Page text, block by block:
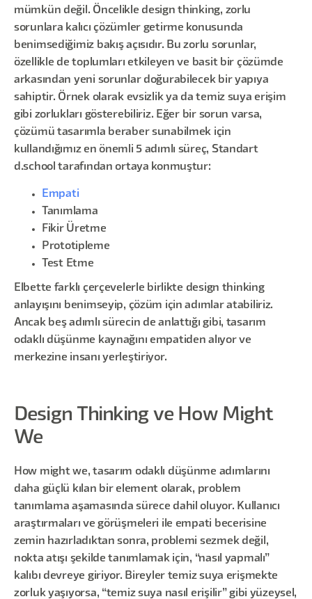
mümkün değil. Öncelikle design thinking, zorlu
sorunlara kalıcı çözümler getirme konusunda
benimsediğimiz bakış açısıdır. Bu zorlu sorunlar,
özellikle de toplumları etkileyen ve basit bir çözümde
arkasından yeni sorunlar doğurabilecek bir yapıya
sahiptir. Örnek olarak evsizlik ya da temiz suya erişim
gibi zorlukları gösterebiliriz. Eğer bir sorun varsa,
çözümü tasarımla beraber sunabilmek için
kullandığımız en önemli 5 adımlı süreç, Standart
d.school tarafından ortaya konmuştur:
Empati
Tanımlama
Fikir Üretme
Prototipleme
Test Etme
Elbette farklı çerçevelerle birlikte design thinking
anlayışını benimseyip, çözüm için adımlar atabiliriz.
Ancak beş adımlı sürecin de anlattığı gibi, tasarım
odaklı düşünme kaynağını empatiden alıyor ve
merkezine insanı yerleştiriyor.
Design Thinking ve How Might
We
How might we, tasarım odaklı düşünme adımlarını
daha güçlü kılan bir element olarak, problem
tanımlama aşamasında sürece dahil oluyor. Kullanıcı
araştırmaları ve görüşmeleri ile empati becerisine
zemin hazırladıktan sonra, problemi sezmek değil,
nokta atışı şekilde tanımlamak için, “nasıl yapmalı”
kalıbı devreye giriyor. Bireyler temiz suya erişmekte
zorluk yaşıyorsa, “temiz suya nasıl erişilir” gibi yüzeysel,